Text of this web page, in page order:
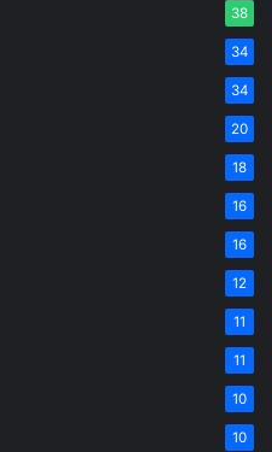
38
34
34
20
18
16
16
12
11
11
10
10